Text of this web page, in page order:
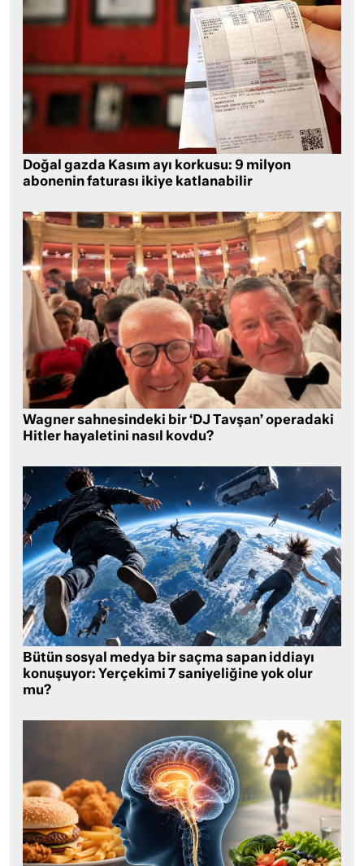
Doğal gazda Kasım ayı korkusu: 9 milyon
abonenin faturası ikiye katlanabilir
Wagner sahnesindeki bir ‘DJ Tavşan’ operadaki
Hitler hayaletini nasıl kovdu?
Bütün sosyal medya bir saçma sapan iddiayı
konuşuyor: Yerçekimi 7 saniyeliğine yok olur
mu?